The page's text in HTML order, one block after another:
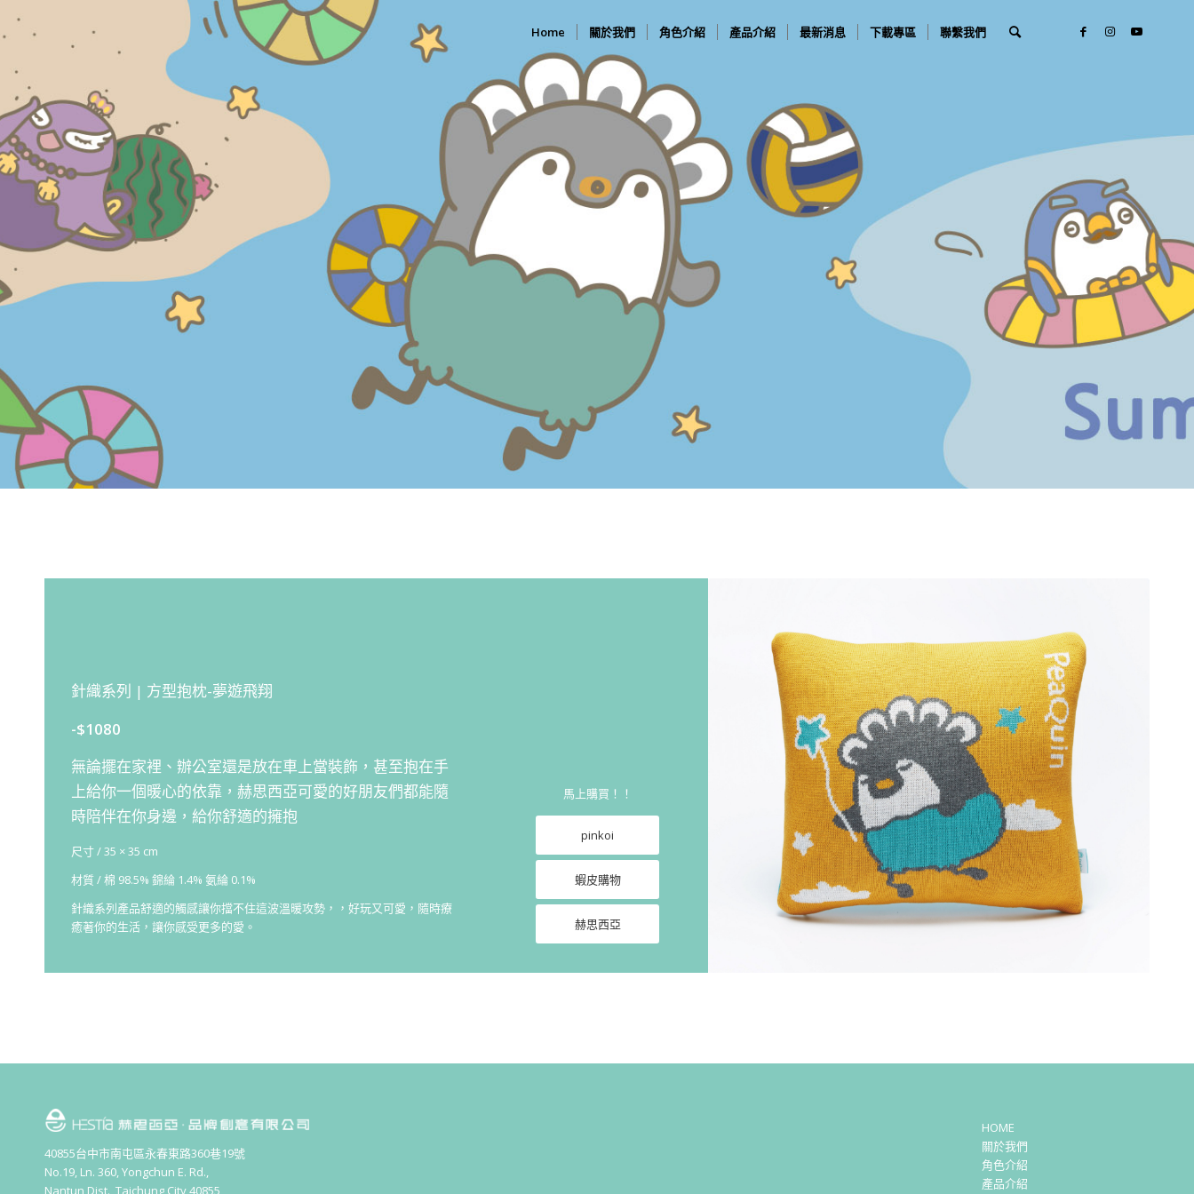
Home 關於我們 角色介紹 產品介紹 最新消息 下載專區 聯繫我們
針織系列 | 方型抱枕-夢遊飛翔
-$1080
無論擺在家裡、辦公室還是放在車上當裝飾，甚至抱在手
上給你一個暖心的依靠，赫思西亞可愛的好朋友們都能隨
時陪伴在你身邊，給你舒適的擁抱
尺寸 / 35 × 35 cm
材質 / 棉 98.5% 錦綸 1.4% 氨綸 0.1%
針織系列產品舒適的觸感讓你擋不住這波溫暖攻勢，，好玩又可愛，隨時療
癒著你的生活，讓你感受更多的愛。
馬上購買！！
pinkoi
蝦皮購物
赫思西亞
40855台中市南屯區永春東路360巷19號
No.19, Ln. 360, Yongchun E. Rd.,
Nantun Dist., Taichung City 40855,
HOME
關於我們
角色介紹
產品介紹